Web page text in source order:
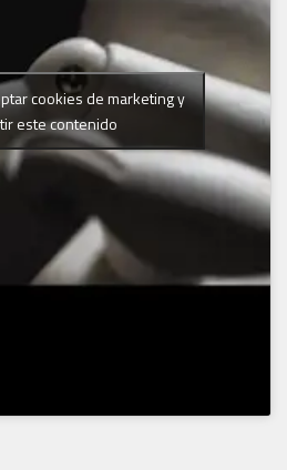
cookies de marketing y
este contenido